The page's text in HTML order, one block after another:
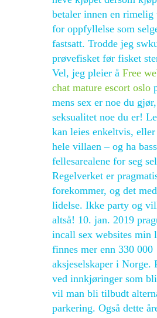
betaler innen en
for oppfyllelse som
fastsatt. Trodde jeg
prøvefisket før fisket
Vel, jeg pleier å Free
chat mature escort oslo
mens sex er noe du
seksualitet noe du er!
kan leies enkeltvis,
hele villaen – og ha
fellesarealene for seg
Regelverket er
forekommer, og det
lidelse. Ikke party og
altså! 10. jan. 2019
incall sex websites min
finnes mer enn 330 000
aksjeselskaper i Norge.
ved innkjøringer som
vil man bli tilbudt
parkering. Også dette